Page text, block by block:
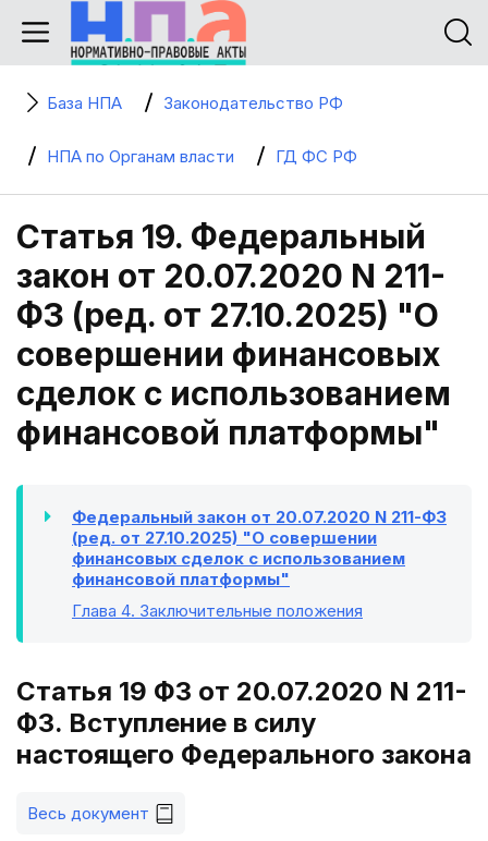
База НПА Законодательство РФ
НПА по Органам власти ГД ФС РФ
Статья 19. Федеральный
закон от 20.07.2020 N 211-
ФЗ (ред. от 27.10.2025) "О
совершении финансовых
сделок с использованием
финансовой платформы"
Федеральный закон от 20.07.2020 N 211-ФЗ
(ред. от 27.10.2025) "О совершении
финансовых сделок с использованием
финансовой платформы"
Глава 4. Заключительные положения
Статья 19 ФЗ от 20.07.2020 N 211-
ФЗ. Вступление в силу
настоящего Федерального закона
Весь документ